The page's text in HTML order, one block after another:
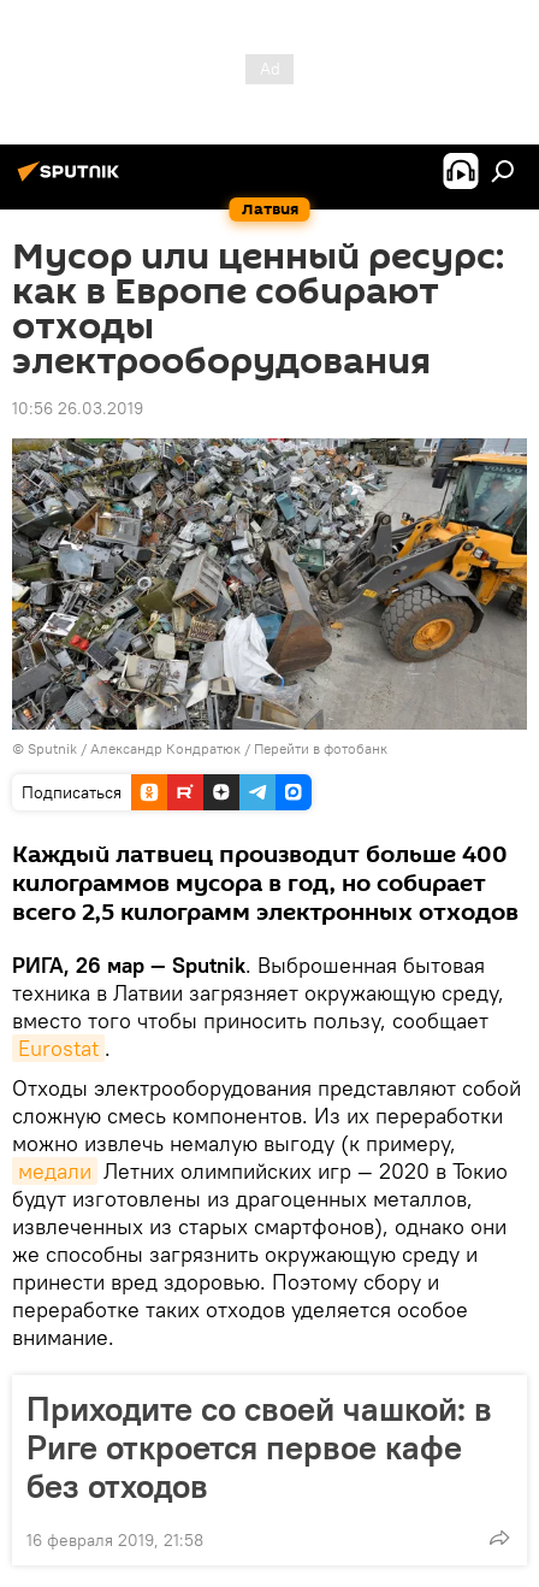
Латвия
Мусор или ценный ресурс:
как в Европе собирают
отходы
электрооборудования
10:56 26.03.2019
© Sputnik / Александр Кондратюк / Перейти в фотобанк
Подписаться
Каждый латвиец производит больше 400
килограммов мусора в год, но собирает
всего 2,5 килограмм электронных отходов
РИГА, 26 мар — Sputnik. Выброшенная бытовая
техника в Латвии загрязняет окружающую среду,
вместо того чтобы приносить пользу, сообщает
Eurostat .
Отходы электрооборудования представляют собой
сложную смесь компонентов. Из их переработки
можно извлечь немалую выгоду (к примеру,
медали Летних олимпийских игр — 2020 в Токио
будут изготовлены из драгоценных металлов,
извлеченных из старых смартфонов), однако они
же способны загрязнить окружающую среду и
принести вред здоровью. Поэтому сбору и
переработке таких отходов уделяется особое
внимание.
Приходите со своей чашкой: в
Риге откроется первое кафе
без отходов
16 февраля 2019, 21:58